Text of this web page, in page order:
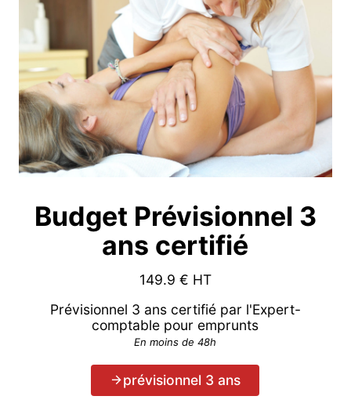
Budget Prévisionnel 3
ans certifié
149.9 € HT
Prévisionnel 3 ans certifié par l'Expert-
comptable pour emprunts
En moins de 48h
prévisionnel 3 ans